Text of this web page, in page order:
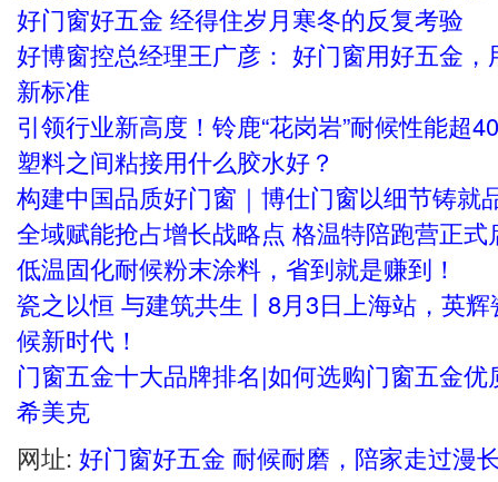
好门窗好五金 经得住岁月寒冬的反复考验
好博窗控总经理王广彦： 好门窗用好五金
新标准
引领行业新高度！铃鹿“花岗岩”耐候性能超
塑料之间粘接用什么胶水好？
构建中国品质好门窗｜博仕门窗以细节铸就
全域赋能抢占增长战略点 格温特陪跑营正式
低温固化耐候粉末涂料，省到就是赚到！
瓷之以恒 与建筑共生丨8月3日上海站，英
候新时代！
门窗五金十大品牌排名|如何选购门窗五金
希美克
网址: 好门窗好五金 耐候耐磨，陪家走过漫